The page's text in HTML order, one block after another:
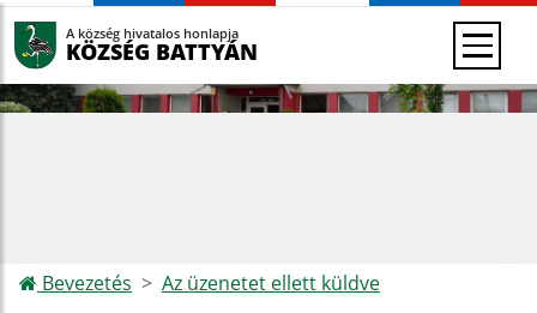
A község hivatalos honlapja
KÖZSÉG BATTYÁN
Bevezetés Az üzenetet ellett küldve